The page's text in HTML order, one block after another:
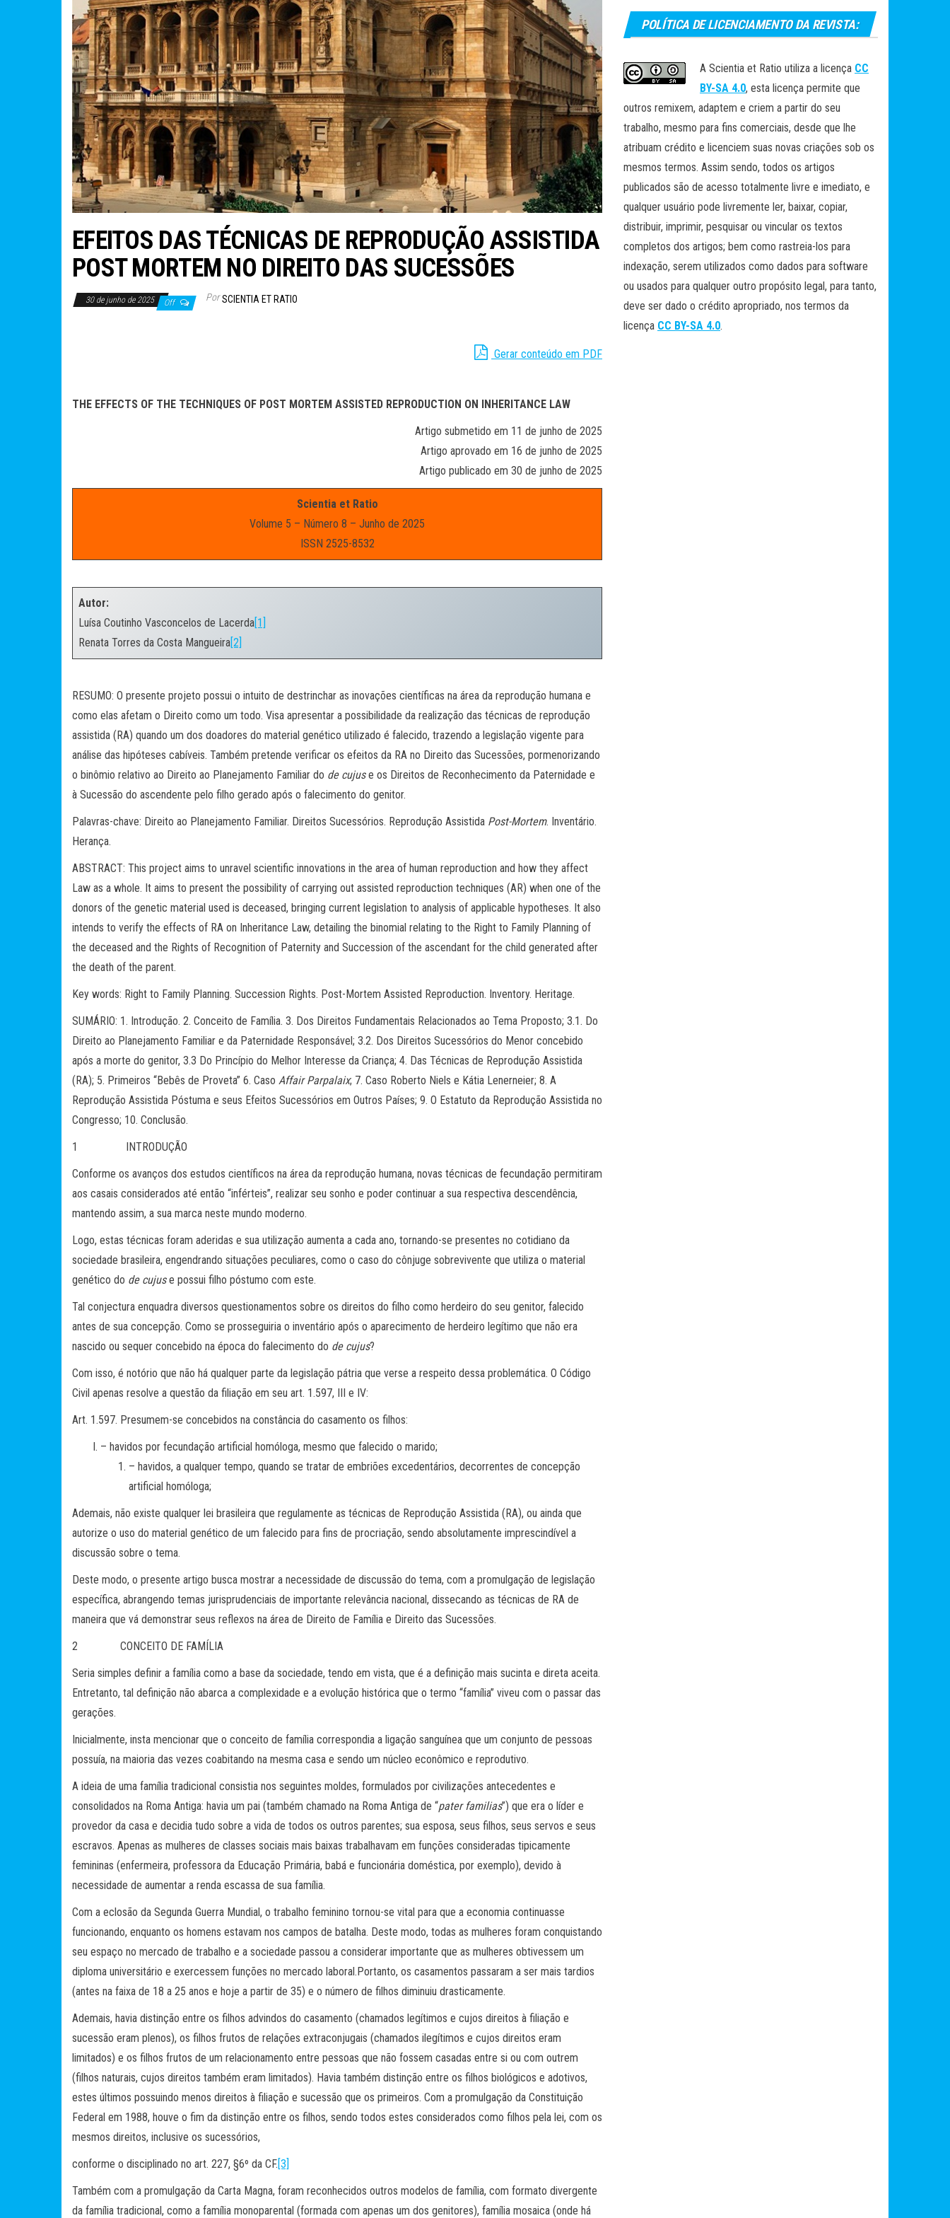
EFEITOS DAS TÉCNICAS DE REPRODUÇÃO ASSISTIDA
POST MORTEM NO DIREITO DAS SUCESSÕES
30 de junho de 2025 Off Por SCIENTIA ET RATIO
Gerar conteúdo em PDF
THE EFFECTS OF THE TECHNIQUES OF POST MORTEM ASSISTED REPRODUCTION ON INHERITANCE LAW
Artigo submetido em 11 de junho de 2025
Artigo aprovado em 16 de junho de 2025
Artigo publicado em 30 de junho de 2025
Scientia et Ratio
Volume 5 – Número 8 – Junho de 2025
ISSN 2525-8532
Autor:
Luísa Coutinho Vasconcelos de Lacerda [1]
Renata Torres da Costa Mangueira [2]
RESUMO: O presente projeto possui o intuito de destrinchar as inovações científicas na área da reprodução humana e
como elas afetam o Direito como um todo. Visa apresentar a possibilidade da realização das técnicas de reprodução
assistida (RA) quando um dos doadores do material genético utilizado é falecido, trazendo a legislação vigente para
análise das hipóteses cabíveis. Também pretende verificar os efeitos da RA no Direito das Sucessões, pormenorizando
o binômio relativo ao Direito ao Planejamento Familiar do de cujuse os Direitos de Reconhecimento da Paternidade e
à Sucessão do ascendente pelo filho gerado após o falecimento do genitor.
Palavras-chave: Direito ao Planejamento Familiar. Direitos Sucessórios. Reprodução Assistida Post-Mortem. Inventário.
Herança.
ABSTRACT: This project aims to unravel scientific innovations in the area of human reproduction and how they affect
Law as a whole. It aims to present the possibility of carrying out assisted reproduction techniques (AR) when one of the
donors of the genetic material used is deceased, bringing current legislation to analysis of applicable hypotheses. It also
intends to verify the effects of RA on Inheritance Law, detailing the binomial relating to the Right to Family Planning of
the deceased and the Rights of Recognition of Paternity and Succession of the ascendant for the child generated after
the death of the parent.
Key words: Right to Family Planning. Succession Rights. Post-Mortem Assisted Reproduction. Inventory. Heritage.
SUMÁRIO: 1. Introdução. 2. Conceito de Família. 3. Dos Direitos Fundamentais Relacionados ao Tema Proposto; 3.1. Do
Direito ao Planejamento Familiar e da Paternidade Responsável; 3.2. Dos Direitos Sucessórios do Menor concebido
após a morte do genitor, 3.3 Do Princípio do Melhor Interesse da Criança; 4. Das Técnicas de Reprodução Assistida
(RA); 5. Primeiros “Bebês de Proveta” 6. Caso Affair Parpalaix; 7. Caso Roberto Niels e Kátia Lenerneier; 8. A
Reprodução Assistida Póstuma e seus Efeitos Sucessórios em Outros Países; 9. O Estatuto da Reprodução Assistida no
Congresso; 10. Conclusão.
1 INTRODUÇÃO
Conforme os avanços dos estudos científicos na área da reprodução humana, novas técnicas de fecundação permitiram
aos casais considerados até então “inférteis”, realizar seu sonho e poder continuar a sua respectiva descendência,
mantendo assim, a sua marca neste mundo moderno.
Logo, estas técnicas foram aderidas e sua utilização aumenta a cada ano, tornando-se presentes no cotidiano da
sociedade brasileira, engendrando situações peculiares, como o caso do cônjuge sobrevivente que utiliza o material
genético do de cujuse possui filho póstumo com este.
Tal conjectura enquadra diversos questionamentos sobre os direitos do filho como herdeiro do seu genitor, falecido
antes de sua concepção. Como se prosseguiria o inventário após o aparecimento de herdeiro legítimo que não era
nascido ou sequer concebido na época do falecimento do de cujus?
Com isso, é notório que não há qualquer parte da legislação pátria que verse a respeito dessa problemática. O Código
Civil apenas resolve a questão da filiação em seu art. 1.597, III e IV:
Art. 1.597. Presumem-se concebidos na constância do casamento os filhos:
– havidos por fecundação artificial homóloga, mesmo que falecido o marido;
– havidos, a qualquer tempo, quando se tratar de embriões excedentários, decorrentes de concepção
artificial homóloga;
Ademais, não existe qualquer lei brasileira que regulamente as técnicas de Reprodução Assistida (RA), ou ainda que
autorize o uso do material genético de um falecido para fins de procriação, sendo absolutamente imprescindível a
discussão sobre o tema.
Deste modo, o presente artigo busca mostrar a necessidade de discussão do tema, com a promulgação de legislação
específica, abrangendo temas jurisprudenciais de importante relevância nacional, dissecando as técnicas de RA de
maneira que vá demonstrar seus reflexos na área de Direito de Família e Direito das Sucessões.
2 CONCEITO DE FAMÍLIA
Seria simples definir a família como a base da sociedade, tendo em vista, que é a definição mais sucinta e direta aceita.
Entretanto, tal definição não abarca a complexidade e a evolução histórica que o termo “família” viveu com o passar das
gerações.
Inicialmente, insta mencionar que o conceito de família correspondia a ligação sanguínea que um conjunto de pessoas
possuía, na maioria das vezes coabitando na mesma casa e sendo um núcleo econômico e reprodutivo.
A ideia de uma família tradicional consistia nos seguintes moldes, formulados por civilizações antecedentes e
consolidados na Roma Antiga: havia um pai (também chamado na Roma Antiga de “pater familias”) que era o líder e
provedor da casa e decidia tudo sobre a vida de todos os outros parentes; sua esposa, seus filhos, seus servos e seus
escravos. Apenas as mulheres de classes sociais mais baixas trabalhavam em funções consideradas tipicamente
femininas (enfermeira, professora da Educação Primária, babá e funcionária doméstica, por exemplo), devido à
necessidade de aumentar a renda escassa de sua família.
Com a eclosão da Segunda Guerra Mundial, o trabalho feminino tornou-se vital para que a economia continuasse
funcionando, enquanto os homens estavam nos campos de batalha. Deste modo, todas as mulheres foram conquistando
seu espaço no mercado de trabalho e a sociedade passou a considerar importante que as mulheres obtivessem um
diploma universitário e exercessem funções no mercado laboral.Portanto, os casamentos passaram a ser mais tardios
(antes na faixa de 18 a 25 anos e hoje a partir de 35) e o número de filhos diminuiu drasticamente.
Ademais, havia distinção entre os filhos advindos do casamento (chamados legítimos e cujos direitos à filiação e
sucessão eram plenos), os filhos frutos de relações extraconjugais (chamados ilegítimos e cujos direitos eram
limitados) e os filhos frutos de um relacionamento entre pessoas que não fossem casadas entre si ou com outrem
(filhos naturais, cujos direitos também eram limitados). Havia também distinção entre os filhos biológicos e adotivos,
estes últimos possuindo menos direitos à filiação e sucessão que os primeiros. Com a promulgação da Constituição
Federal em 1988, houve o fim da distinção entre os filhos, sendo todos estes considerados como filhos pela lei, com os
mesmos direitos, inclusive os sucessórios,
conforme o disciplinado no art. 227, §6º da CF. [3]
Também com a promulgação da Carta Magna, foram reconhecidos outros modelos de família, com formato divergente
da família tradicional, como a família monoparental (formada com apenas um dos genitores), família mosaica (onde há
POLÍTICA DE LICENCIAMENTO DA REVISTA:
A Scientia et Ratio utiliza a licença CC
BY-SA 4.0, esta licença permite que
outros remixem, adaptem e criem a partir do seu
trabalho, mesmo para fins comerciais, desde que lhe
atribuam crédito e licenciem suas novas criações sob os
mesmos termos. Assim sendo, todos os artigos
publicados são de acesso totalmente livre e imediato, e
qualquer usuário pode livremente ler, baixar, copiar,
distribuir, imprimir, pesquisar ou vincular os textos
completos dos artigos; bem como rastreia-los para
indexação, serem utilizados como dados para software
ou usados para qualquer outro propósito legal, para tanto,
deve ser dado o crédito apropriado, nos termos da
licença CC BY-SA 4.0.